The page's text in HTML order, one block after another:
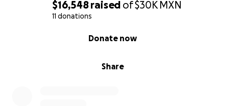
$16,548 raised of$30K MXN
11 donations
Share
Donate now
quedé sin empleo estable y, aunque tengo un
trabajo temporal que ayuda con lo básico,
(como el Ensure) y mantenimiento— superan lo que